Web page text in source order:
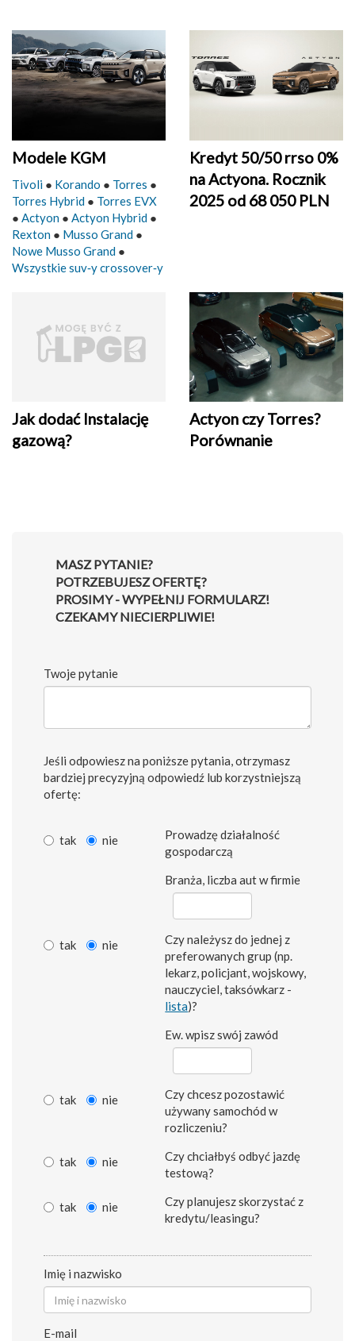
Modele KGM
Tivoli ● Korando ● Torres ●
Torres Hybrid ● Torres EVX
● Actyon ● Actyon Hybrid ●
Rexton ● Musso Grand ●
Nowe Musso Grand ●
Wszystkie suv‑y crossover‑y
Kredyt 50/50 rrso 0%
na Actyona. Rocznik
2025 od 68 050 PLN
Jak dodać Instalację
gazową?
Actyon czy Torres?
Porównanie
MASZ PYTANIE?
POTRZEBUJESZ OFERTĘ?
PROSIMY - WYPEŁNIJ FORMULARZ!
CZEKAMY NIECIERPLIWIE!
Twoje pytanie
Jeśli odpowiesz na poniższe pytania, otrzymasz
bardziej precyzyjną odpowiedź lub korzystniejszą
ofertę:
tak nie
Prowadzę działalność
gospodarczą
Branża, liczba aut w firmie
tak nie
Czy należysz do jednej z
preferowanych grup (np.
lekarz, policjant, wojskowy,
nauczyciel, taksówkarz -
lista)?
Ew. wpisz swój zawód
tak nie
Czy chcesz pozostawić
używany samochód w
rozliczeniu?
tak nie
Czy chciałbyś odbyć jazdę
testową?
tak nie
Czy planujesz skorzystać z
kredytu/leasingu?
Imię i nazwisko
E-mail